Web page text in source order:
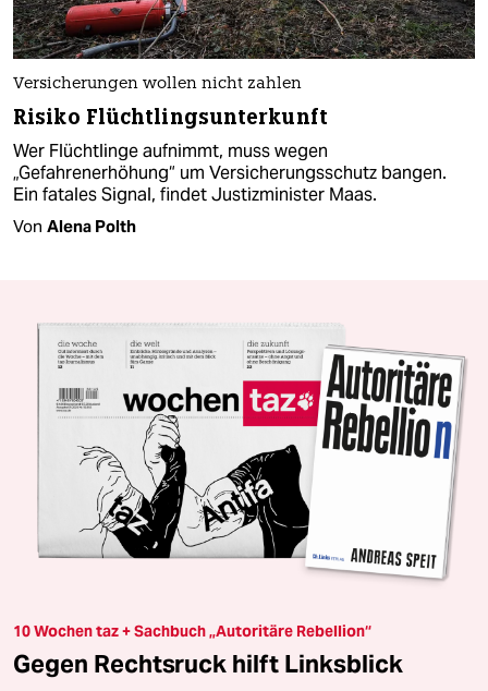
Versicherungen wollen nicht zahlen
Risiko Flüchtlingsunterkunft
Wer Flüchtlinge aufnimmt, muss wegen
„Gefahrenerhöhung“ um Versicherungsschutz bangen.
Ein fatales Signal, findet Justizminister Maas.
Von Alena Polth
10 Wochen taz + Sachbuch „Autoritäre Rebellion“
Gegen Rechtsruck hilft Linksblick